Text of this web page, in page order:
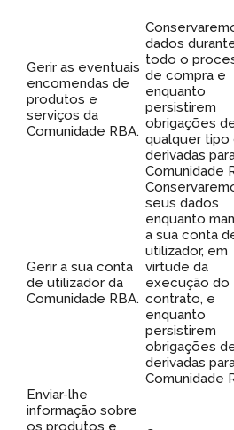
Gerir as eventuais
encomendas de
produtos e
serviços da
Comunidade RBA.
dados
todo o
de compra e
enquanto
persistirem
obrigações
qualquer tipo
derivadas
Comunidade
Gerir a sua conta
de utilizador da
Comunidade RBA.
seus dados
enquanto
a sua conta
utilizador, em
virtude da
execução do
contrato, e
enquanto
persistirem
obrigações
derivadas
Comunidade
Enviar-lhe
informação sobre
os produtos e